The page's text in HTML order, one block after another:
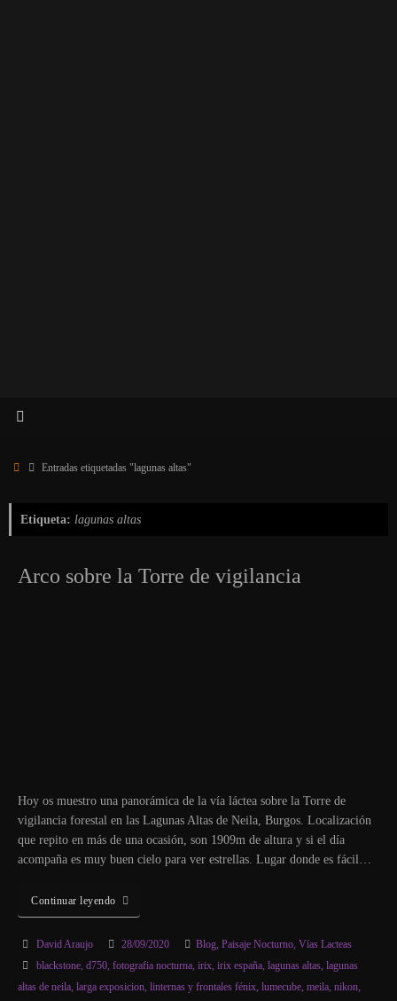
InicioEntradas etiquetadas "lagunas altas"
Etiqueta: lagunas altas
Arco sobre la Torre de vigilancia
Hoy os muestro una panorámica de la vía láctea sobre la Torre de
vigilancia forestal en las Lagunas Altas de Neila, Burgos. Localización
que repito en más de una ocasión, son 1909m de altura y si el día
acompaña es muy buen cielo para ver estrellas. Lugar donde es fácil…
Continuar leyendo
David Araujo 28/09/2020 Blog, Paisaje Nocturno, Vías Lacteas
blackstone, d750, fotografia nocturna, irix, irix españa, lagunas altas, lagunas
altas de neila, larga exposicion, linternas y frontales fénix, lumecube, meila, nikon,